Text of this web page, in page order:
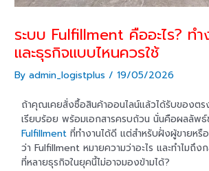
ระบบ Fulfillment คืออะไร? ทำ
และธุรกิจแบบไหนควรใช้
Byadmin_logistplus /19/05/2026
ถ้าคุณเคยสั่งซื้อสินค้าออนไลน์แล้วได้รับของตร
เรียบร้อย พร้อมเอกสารครบถ้วน นั่นคือผลลัพ
Fulfillment ที่ทำงานได้ดี แต่สำหรับฝั่งผู้ขายหรื
ว่า Fulfillment หมายความว่าอะไร และทำไมถึง
ที่หลายธุรกิจในยุคนี้ไม่อาจมองข้ามได้?